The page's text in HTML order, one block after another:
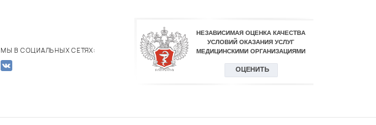
Флебология
Компьютерная томография
Анестезиология
МЫ В СОЦИАЛЬНЫХ СЕТЯХ: